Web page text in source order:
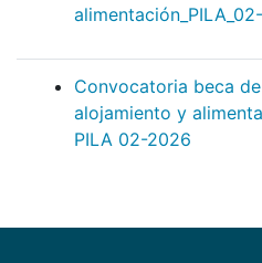
Convocatoria beca de
alojamiento y
PILA 02-2026